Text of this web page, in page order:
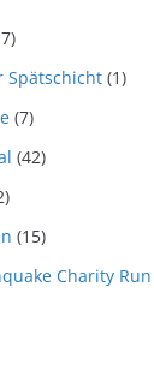
Spätschicht(1)
(7)
(42)
(15)
Charity Run